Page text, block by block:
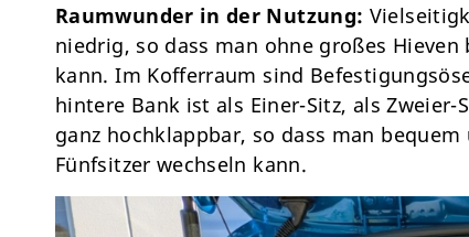
Raumwunder in der Nutzung:
niedrig, so dass man ohne großes
kann. Im Kofferraum sind
hintere Bank ist als Einer-Sitz, als
ganz hochklappbar, so dass man
Fünfsitzer wechseln kann.